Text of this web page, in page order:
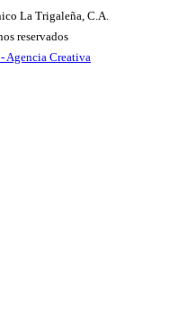
La Trigaleña, C.A.
reservados
Agencia Creativa